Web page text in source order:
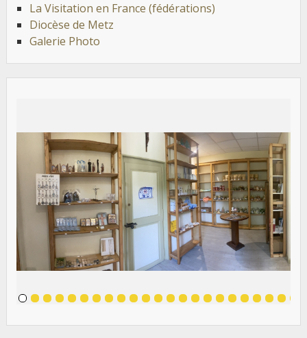
La Visitation en France (fédérations)
Diocèse de Metz
Galerie Photo